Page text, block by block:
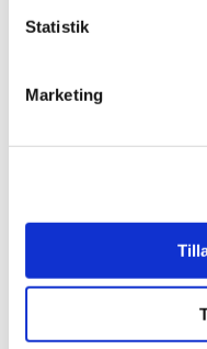
Statistik
Marketing
2015 (31)
2013 (45)
2011 (13)
2007 (3)
2005 (2)